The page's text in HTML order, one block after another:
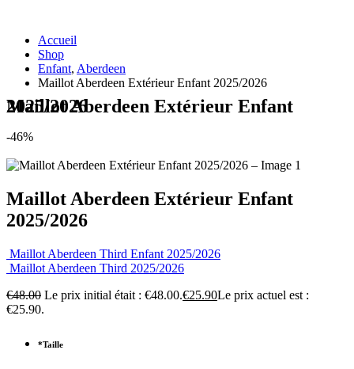
Accueil
Shop
Enfant, Aberdeen
Maillot Aberdeen Extérieur Enfant 2025/2026
Maillot Aberdeen Extérieur Enfant 2025/2026
-46%
Maillot Aberdeen Extérieur Enfant
2025/2026
Maillot Aberdeen Third Enfant 2025/2026
Maillot Aberdeen Third 2025/2026
€48.00 Le prix initial était : €48.00.€25.90Le prix actuel est :
€25.90.
*Taille